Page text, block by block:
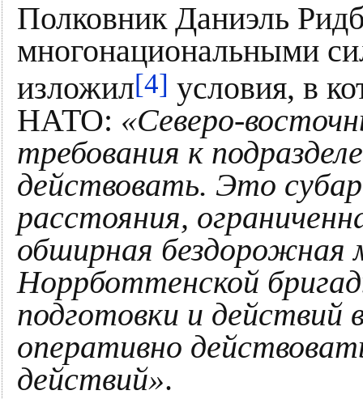
Полковник Даниэль
многонациональными
изложил[4] условия, в
НАТО: «Северо-
требования к
действовать. Это
расстояния,
обширная бездорожная
Норрботтенской
подготовки и действий
оперативно
действий».